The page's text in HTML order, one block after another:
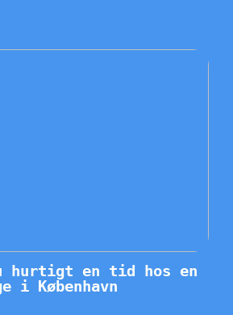
hurtigt en tid hos en
i København